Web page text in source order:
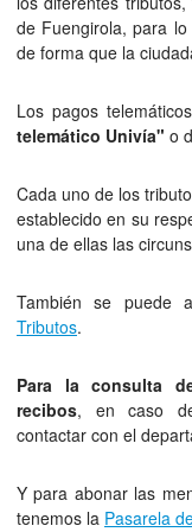
de Fuengirola, para
de forma que la
Los pagos
telemático Univía" o
Cada uno de los
establecido en su
una de ellas las
También se puede
Tributos.
Para la consulta
recibos, en caso
contactar con el
Y para abonar las
tenemos la Pasarela